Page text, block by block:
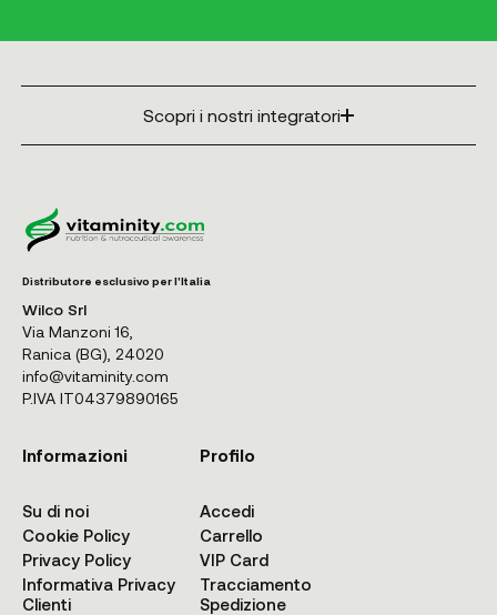
Scopri i nostri integratori
Distributore esclusivo per l'Italia
Wilco Srl
Via Manzoni 16,
Ranica (BG), 24020
info@vitaminity.com
P.IVA IT04379890165
Informazioni
Su di noi
Cookie Policy
Privacy Policy
Informativa Privacy
Clienti
Profilo
Accedi
Carrello
VIP Card
Tracciamento
Spedizione